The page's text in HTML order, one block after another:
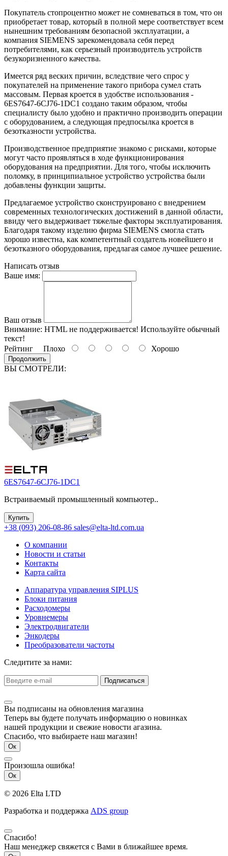
Покупатель стопроцентно может не сомневаться в том, что он
приобретает товар, который в полной мере соответствует всем
нынешним требованиям безопасной эксплуатации, а
компания SIEMENS зарекомендовала себя перед
потребителями, как серьезный производитель устройств
безукоризненного качества.
Имеется ряд веских причин, вследствие чего спрос у
покупателей на применение такого прибора сумел стать
массовым. Первая кроется в удобстве использования -
6ES7647-6CJ76-1DC1 создано таким образом, чтобы
специалисту было удобно и практично производить операции
с оборудованием, а следующая предпосылка кроется в
безотказности устройства.
Производственное предприятие знакомо с рисками, которые
могут часто проявляться в ходе функционирования
оборудования на предприятии. Для того, чтобы исключить
поломку, в принципиальное устройство устройства были
добавлены функции защиты.
Предлагаемое устройство сконструировано с внедрением
современных технологических достижений в данной области,
ввиду чего выдерживает тяжелые факторы эксплуатирования.
Благодаря такому изделию фирма SIEMENS смогла стать
хорошо известна, как компетентный создатель новейшего и
безотказного оборудования, предлагая самое лучшее решение.
Написать отзыв
Ваше имя:
Ваш отзыв
Внимание: HTML не поддерживается! Используйте обычный
текст!
Рейтинг Плохо Хорошо
Продолжить
ВЫ СМОТРЕЛИ:
6ES7647-6CJ76-1DC1
Встраиваемый промышленный компьютер..
Купить
+38 (093) 206-08-86 sales@elta-ltd.com.ua
О компании
Новости и статьи
Контакты
Карта сайта
Аппаратура управления SIPLUS
Блоки питания
Расходомеры
Уровнемеры
Электродвигатели
Энкодеры
Преобразователи частоты
Следитите за нами:
Подписаться
Вы подписаны на обновления магазина
Теперь вы будете получать информацию о новинках
нашей продукции и свежие новости агазина.
Спасибо, что выбираете наш магазин!
Ок
Произошла ошибка!
Ок
© 2026 Elta LTD
Разработка и поддержка ADS group
Спасибо!
Наш менеджер свяжется с Вами в ближайшее время.